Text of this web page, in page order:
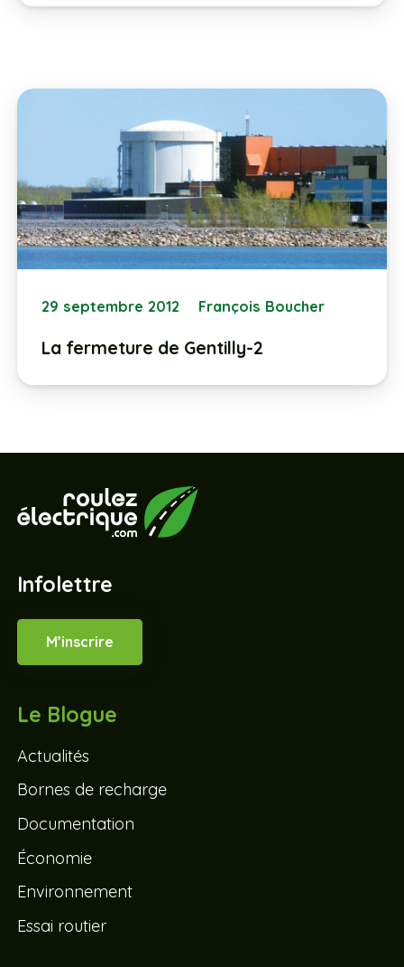
29 septembre 2012 François Boucher
La fermeture de Gentilly-2
Infolettre
M’inscrire
Le Blogue
Actualités
Bornes de recharge
Documentation
Économie
Environnement
Essai routier